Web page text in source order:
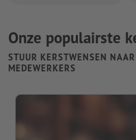
Onze populairste
STUUR KERSTWENSEN
MEDEWERKERS